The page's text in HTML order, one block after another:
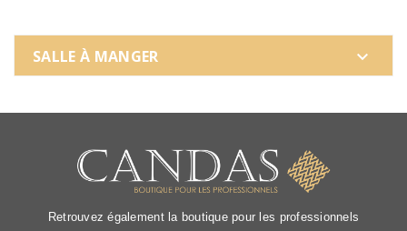
SALLE À MANGER 
Retrouvez également la boutique pour les professionnels